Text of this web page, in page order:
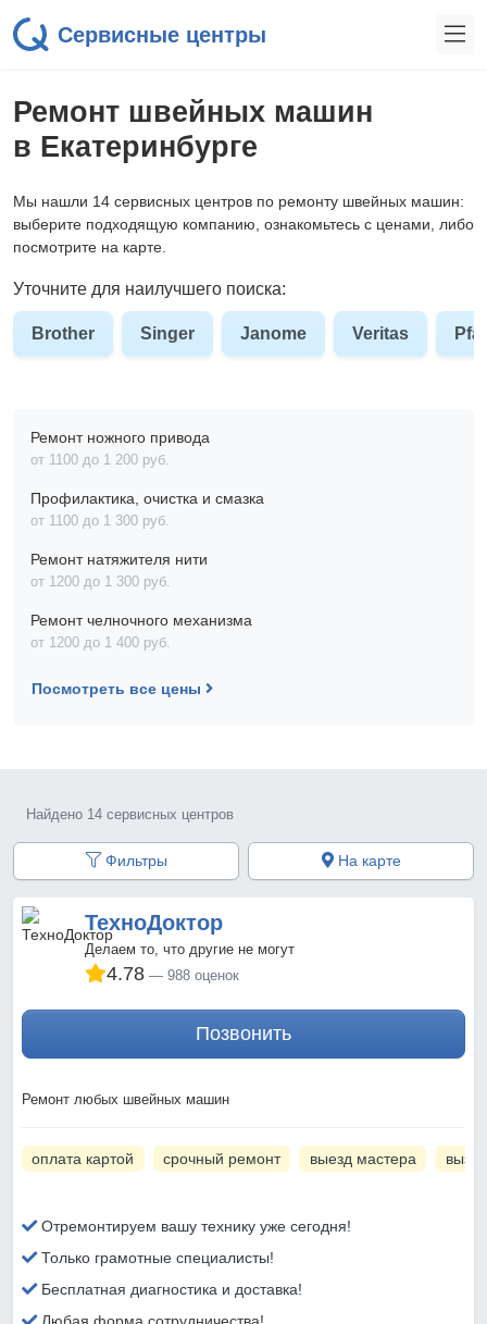
Сервисные центры
Ремонт швейных машин
в Екатеринбурге
Мы нашли 14 сервисных центров по ремонту швейных машин:
выберите подходящую компанию, ознакомьтесь с ценами, либо
посмотрите на карте.
Уточните для наилучшего поиска:
Brother Singer Janome Veritas
Ремонт ножного привода
от 1100 до 1 200 pyб.
Профилактика, очистка и смазка
от 1100 до 1 300 pyб.
Ремонт натяжителя нити
от 1200 до 1 300 pyб.
Ремонт челночного механизма
от 1200 до 1 400 pyб.
Посмотреть все цены
Найдено 14 сервисных центров
Фильтры На карте
ТехноДоктор
Делаем то, что другие не могут
4.78 988 оценок
Позвонить
Ремонт любых швейных машин
оплата картой срочный ремонт выезд мастера
Отремонтируем вашу технику уже сегодня!
Только грамотные специалисты!
Бесплатная диагностика и доставка!